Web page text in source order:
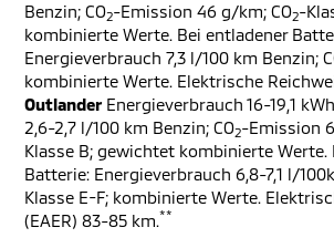
Benzin; CO2-Emission 46 g/km; CO2-
kombinierte Werte. Bei entladener
Energieverbrauch 7,3 l/100 km Benzin;
kombinierte Werte. Elektrische
Outlander Energieverbrauch 16-19,1
2,6-2,7 l/100 km Benzin; CO2-Emission
Klasse B; gewichtet kombinierte Werte.
Batterie: Energieverbrauch 6,8-7,1 l/
Klasse E-F; kombinierte Werte.
(EAER) 83-85 km.**